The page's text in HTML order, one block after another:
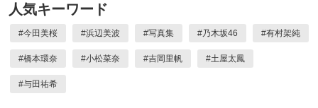
人気キーワード
#今田美桜 #浜辺美波 #写真集 #乃木坂46 #有村架純
#橋本環奈 #小松菜奈 #吉岡里帆 #土屋太鳳
#与田祐希